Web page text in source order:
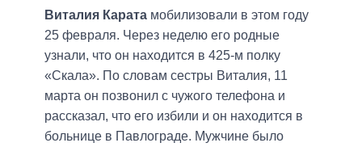
Виталия Карата мобилизовали в этом году
25 февраля. Через неделю его родные
узнали, что он находится в 425-м полку
«Скала». По словам сестры Виталия, 11
марта он позвонил с чужого телефона и
рассказал, что его избили и он находится в
больнице в Павлограде. Мужчине было